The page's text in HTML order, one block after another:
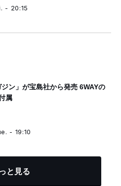
- 20:15
ジン」が宝島社から発売 6WAYの
属
- 19:10
と見る